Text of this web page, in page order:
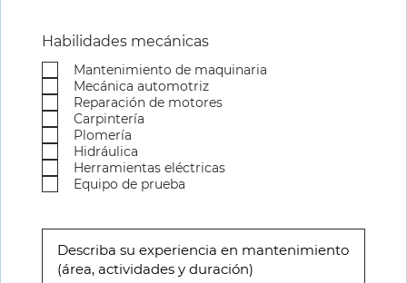
Habilidades mecánicas
Mantenimiento de maquinaria
Mecánica automotriz
Reparación de motores
Carpintería
Plomería
Hidráulica
Herramientas eléctricas
Equipo de prueba